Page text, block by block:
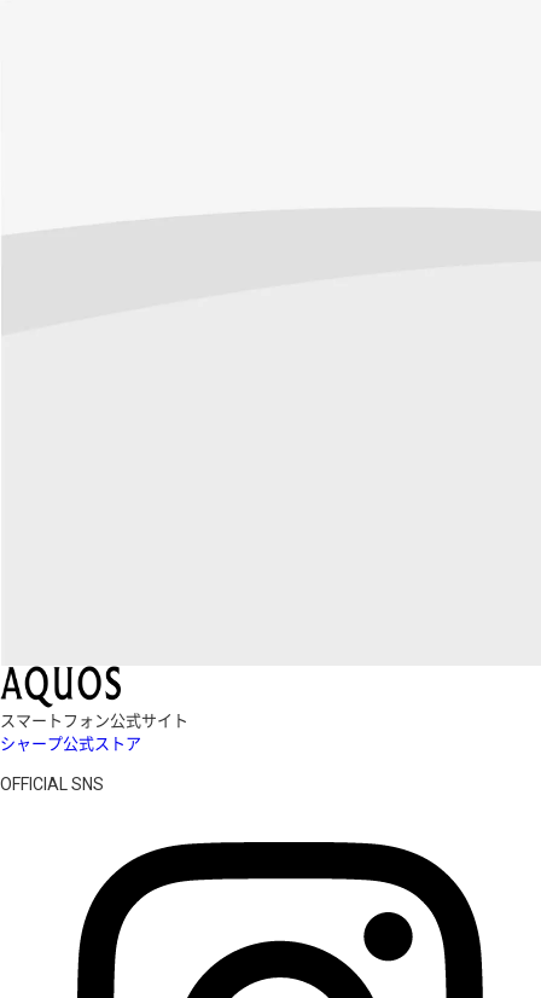
スマートフォン公式サイト
シャープ公式ストア
OFFICIAL SNS